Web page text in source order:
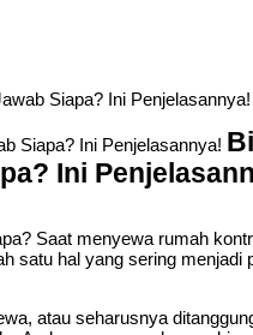
Siapa? Ini Penjelasannya!
Ini
Saat menyewa rumah
satu hal yang sering menjadi
atau seharusnya